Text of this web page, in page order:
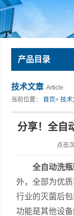
张家港市裕丰饮料机
产品目录
技术文章 Article
当前位置：首页>技术
分享！全自
点击
全自动洗
外，全部为优
行业的灭菌后
功能是其他设